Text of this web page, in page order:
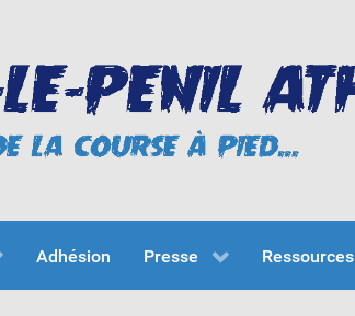
Adhésion Presse Ressources